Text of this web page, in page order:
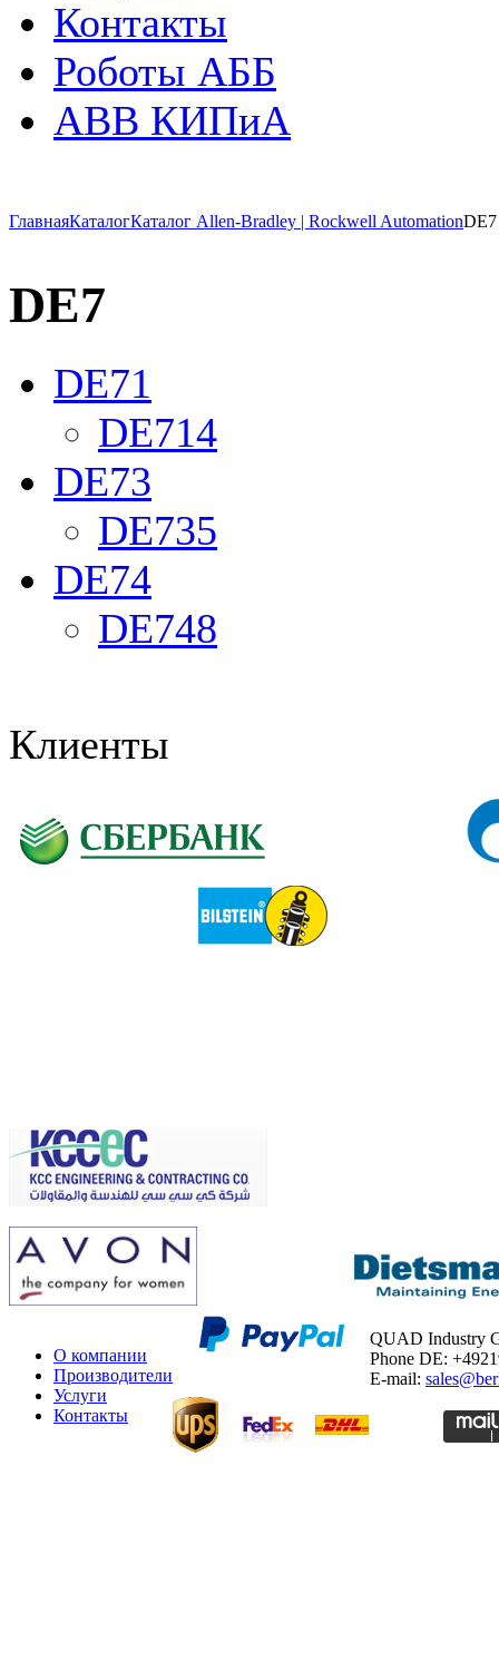
Контакты
Роботы АББ
ABB КИПиА
ГлавнаяКаталогКаталог Allen-Bradley | Rockwell AutomationDE7
DE7
DE71
DE714
DE73
DE735
DE74
DE748
Клиенты
О компании
Производители
Услуги
Контакты
QUAD Industry
Phone DE:
E-mail: